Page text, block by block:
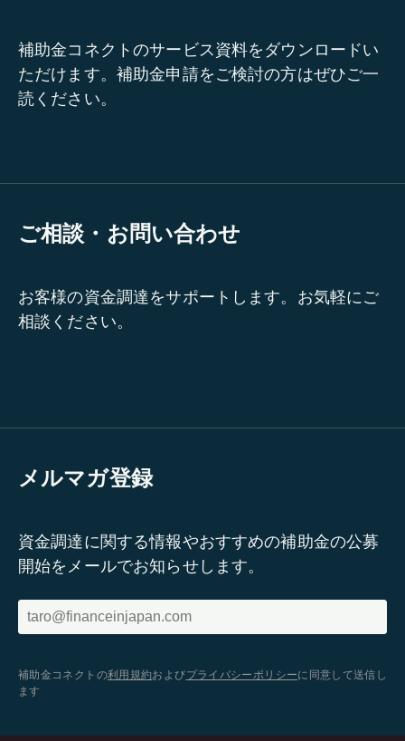
補助金コネクトのサービス資料をダウンロードい
ただけます。補助金申請をご検討の方はぜひご一
読ください。
ご相談・お問い合わせ
お客様の資金調達をサポートします。お気軽にご
相談ください。
メルマガ登録
資金調達に関する情報やおすすめの補助金の公募
開始をメールでお知らせします。
補助金コネクトの利用規約およびプライバシーポリシーに同意して送信し
ます